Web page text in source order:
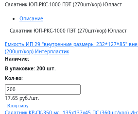
Салатник ЮП-РКС-1000 ПЭТ (270шт/кор) Юпласт
Описание
Салатник ЮП-РКС-1000 ПЭТ (270шт/кор) Юпласт
Емкость ИП 29 "внутренние размеры 232*127*85"
(200шт/кор) Интерпластик
Наличие:
В упаковке: 200 шт.
Кол-во:
17.65 руб./шт.
В корзину
Салатник КР-СК-350 мл. 135х137х45 ПС (360шт/кор)